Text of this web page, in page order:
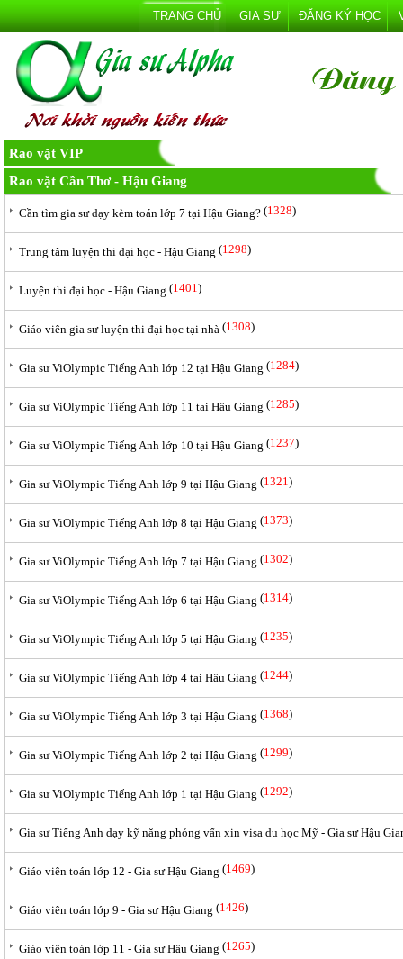
TRANG CHỦ GIA SƯ ĐĂNG KÝ HỌC
Rao vặt VIP
Rao vặt Cần Thơ - Hậu Giang
Cần tìm gia sư dạy kèm toán lớp 7 tại Hậu Giang? (1328)
Trung tâm luyện thi đại học - Hậu Giang (1298)
Luyện thi đại học - Hậu Giang (1401)
Giáo viên gia sư luyện thi đại học tại nhà (1308)
Gia sư ViOlympic Tiếng Anh lớp 12 tại Hậu Giang (1284)
Gia sư ViOlympic Tiếng Anh lớp 11 tại Hậu Giang (1285)
Gia sư ViOlympic Tiếng Anh lớp 10 tại Hậu Giang (1237)
Gia sư ViOlympic Tiếng Anh lớp 9 tại Hậu Giang (1321)
Gia sư ViOlympic Tiếng Anh lớp 8 tại Hậu Giang (1373)
Gia sư ViOlympic Tiếng Anh lớp 7 tại Hậu Giang (1302)
Gia sư ViOlympic Tiếng Anh lớp 6 tại Hậu Giang (1314)
Gia sư ViOlympic Tiếng Anh lớp 5 tại Hậu Giang (1235)
Gia sư ViOlympic Tiếng Anh lớp 4 tại Hậu Giang (1244)
Gia sư ViOlympic Tiếng Anh lớp 3 tại Hậu Giang (1368)
Gia sư ViOlympic Tiếng Anh lớp 2 tại Hậu Giang (1299)
Gia sư ViOlympic Tiếng Anh lớp 1 tại Hậu Giang (1292)
Gia sư Tiếng Anh dạy kỹ năng phỏng vấn xin visa du học Mỹ - Gia sư Hậu
Giáo viên toán lớp 12 - Gia sư Hậu Giang (1469)
Giáo viên toán lớp 9 - Gia sư Hậu Giang (1426)
Giáo viên toán lớp 11 - Gia sư Hậu Giang (1265)